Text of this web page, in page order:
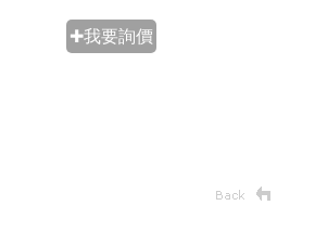
✚我要詢價